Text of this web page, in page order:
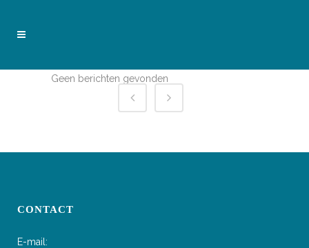
Geen berichten gevonden
CONTACT
E-mail: